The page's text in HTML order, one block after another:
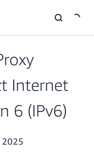
Internet
6 (IPv6)
2025